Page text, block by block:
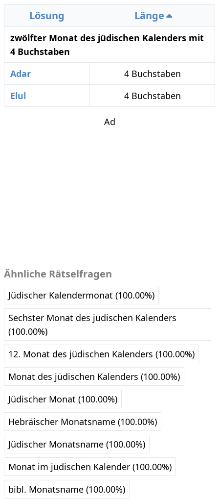
Lösung Länge
zwölfter Monat des jüdischen Kalenders mit
4 Buchstaben
Adar
4 Buchstaben
Elul
4 Buchstaben
Ad
Ähnliche Rätselfragen
Jüdischer Kalendermonat (100.00%)
Sechster Monat des jüdischen Kalenders
(100.00%)
12. Monat des jüdischen Kalenders (100.00%)
Monat des jüdischen Kalenders (100.00%)
Jüdischer Monat (100.00%)
Hebräischer Monatsname (100.00%)
Jüdischer Monatsname (100.00%)
Monat im jüdischen Kalender (100.00%)
bibl. Monatsname (100.00%)